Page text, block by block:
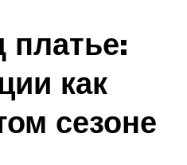
платье:
как
сезоне